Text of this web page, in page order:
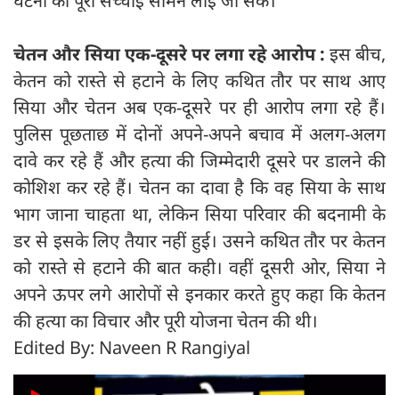
चेतन और सिया एक-दूसरे पर लगा रहे आरोप : इस बीच,
केतन को रास्ते से हटाने के लिए कथित तौर पर साथ आए
सिया और चेतन अब एक-दूसरे पर ही आरोप लगा रहे हैं।
पुलिस पूछताछ में दोनों अपने-अपने बचाव में अलग-अलग
दावे कर रहे हैं और हत्या की जिम्मेदारी दूसरे पर डालने की
कोशिश कर रहे हैं। चेतन का दावा है कि वह सिया के साथ
भाग जाना चाहता था, लेकिन सिया परिवार की बदनामी के
डर से इसके लिए तैयार नहीं हुई। उसने कथित तौर पर केतन
को रास्ते से हटाने की बात कही। वहीं दूसरी ओर, सिया ने
अपने ऊपर लगे आरोपों से इनकार करते हुए कहा कि केतन
की हत्या का विचार और पूरी योजना चेतन की थी।
Edited By: Naveen R Rangiyal